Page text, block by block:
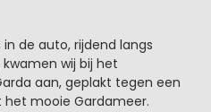
de auto, rijdend langs
wij bij het
aan, geplakt tegen een
mooie Gardameer.